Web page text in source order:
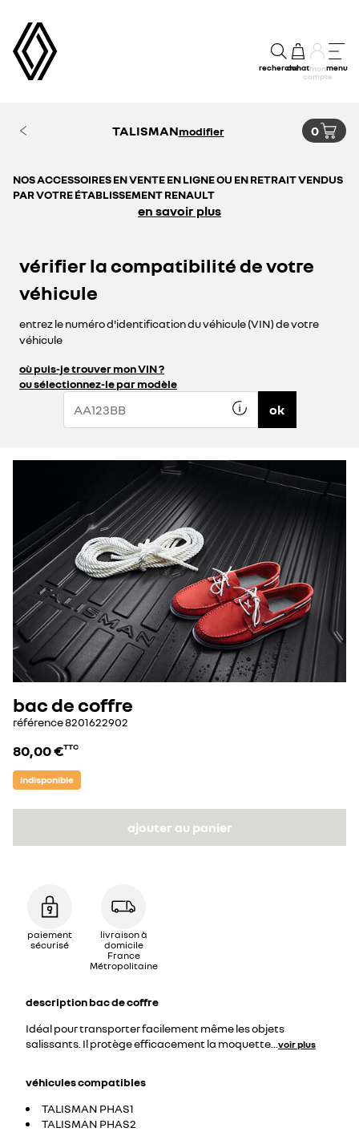
rechercheachatmon
compte
menu
TALISMANmodifier 0
NOS ACCESSOIRES EN VENTE EN LIGNE OU EN RETRAIT VENDUS
PAR VOTRE ÉTABLISSEMENT RENAULT
en savoir plus
vérifier la compatibilité de votre
véhicule
entrez le numéro d'identification du véhicule (VIN) de votre
véhicule
où puis-je trouver mon VIN ?
ou sélectionnez-le par modèle
ok
bac de coffre
référence8201622902
80,00 €TTC
indisponible
ajouter au panier
paiement
sécurisé
livraison à
domicile
France
Métropolitaine
descriptionbac de coffre
Idéal pour transporter facilement même les objets
salissants. Il protège efficacement la moquette voir plus
véhicules compatibles
TALISMAN PHAS1
TALISMAN PHAS2